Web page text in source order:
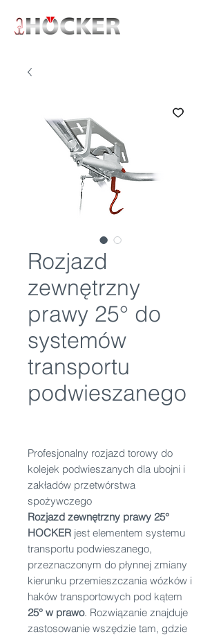
Rozjazd
zewnętrzny
prawy 25° do
systemów
transportu
podwieszanego
Profesjonalny rozjazd torowy do
kolejek podwieszanych dla ubojni i
zakładów przetwórstwa
spożywczego
Rozjazd zewnętrzny prawy 25°
HOCKER jest elementem systemu
transportu podwieszanego,
przeznaczonym do płynnej zmiany
kierunku przemieszczania wózków i
haków transportowych pod kątem
25° w prawo. Rozwiązanie znajduje
zastosowanie wszędzie tam, gdzie